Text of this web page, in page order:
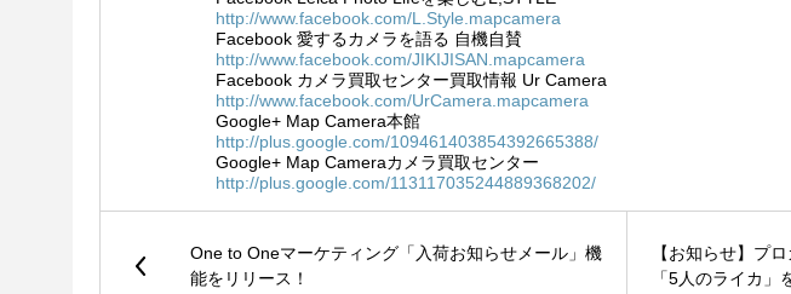
http://www.facebook.com/L.Style.mapcamera
Facebook 愛するカメラを語る 自機自賛
http://www.facebook.com/JIKIJISAN.mapcamera
Facebook カメラ買取センター買取情報 Ur Camera
http://www.facebook.com/UrCamera.mapcamera
Google+ Map Camera本館
http://plus.google.com/109461403854392665388/
Google+ Map Cameraカメラ買取センター
http://plus.google.com/113117035244889368202/
One to Oneマーケティング「入荷お知らせメール」機
能をリリース！
【お知らせ】プ
「5人のライカ」